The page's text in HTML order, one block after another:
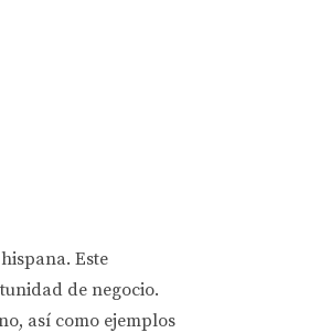
Este
de negocio.
así como ejemplos